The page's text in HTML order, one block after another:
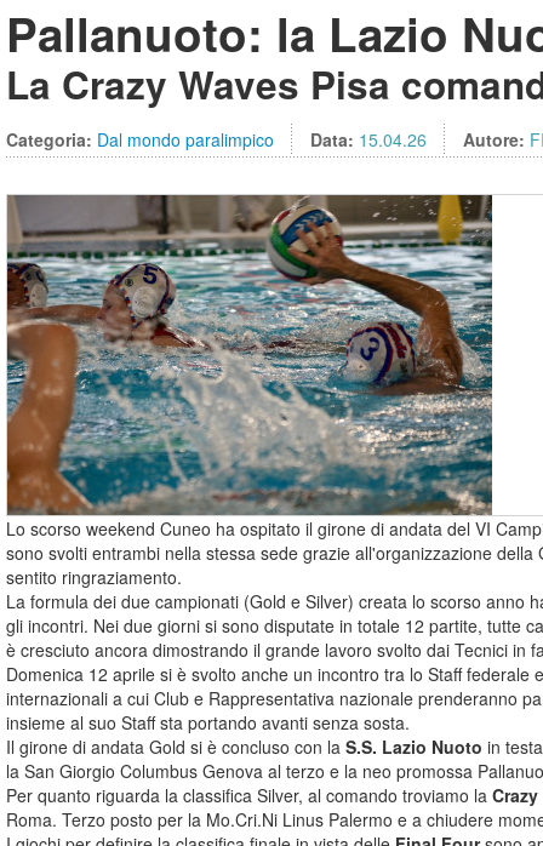
Pallanuoto: la Lazio
La Crazy Waves Pisa
Categoria: Dal mondo paralimpico Data: 15.04.26 Autore:
Lo scorso weekend Cuneo ha ospitato il girone di andata del VI
sono svolti entrambi nella stessa sede grazie all'organizzazione
sentito ringraziamento.
La formula dei due campionati (Gold e Silver) creata lo scorso anno
gli incontri. Nei due giorni si sono disputate in totale 12 partite, tutte
è cresciuto ancora dimostrando il grande lavoro svolto dai Tecnici in
Domenica 12 aprile si è svolto anche un incontro tra lo Staff
internazionali a cui Club e Rappresentativa nazionale prenderanno
insieme al suo Staff sta portando avanti senza sosta.
Il girone di andata Gold si è concluso con la S.S. Lazio Nuoto in
la San Giorgio Columbus Genova al terzo e la neo promossa
Per quanto riguarda la classifica Silver, al comando troviamo la
Roma. Terzo posto per la Mo.Cri.Ni Linus Palermo e a chiudere